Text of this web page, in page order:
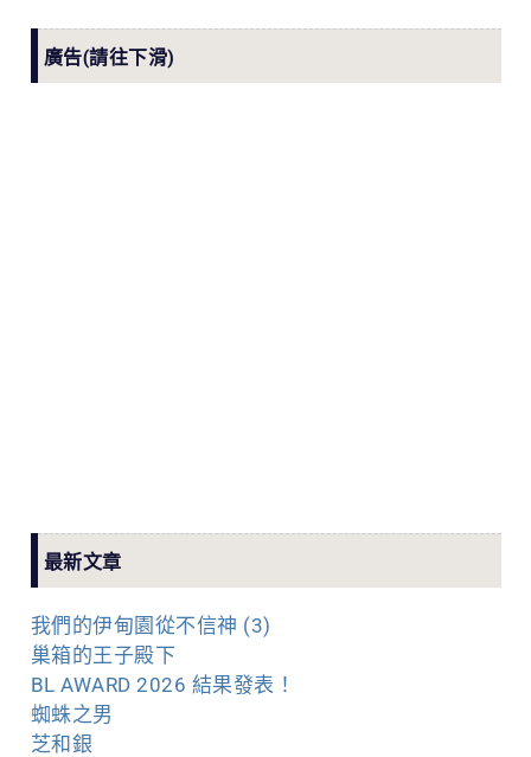
廣告(請往下滑)
最新文章
我們的伊甸園從不信神 (3)
巢箱的王子殿下
BL AWARD 2026 結果發表！
蜘蛛之男
芝和銀